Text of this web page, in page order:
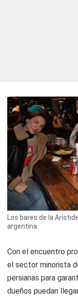
Los bares de la
argentina.
Con el encuentro
el sector minorista
persianas para
dueños puedan